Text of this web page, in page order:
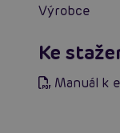
Výrobce
Ke
Manuál k